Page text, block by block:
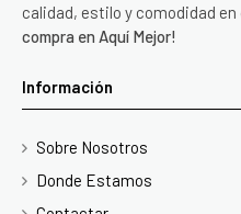
calidad, estilo y comodidad en
compra en Aquí Mejor!
Información
Sobre Nosotros
Donde Estamos